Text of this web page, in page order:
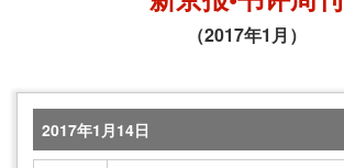
（2017年1月）
2017年1月14日